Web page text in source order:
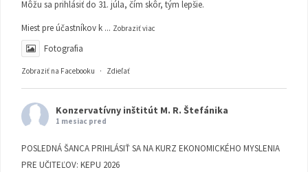
Môžu sa prihlásiť do 31. júla, čím skôr, tým lepšie.
Miest pre účastníkov k ... Zobraziť viac
Fotografia
Zobraziť na Facebooku · Zdieľať
Konzervatívny inštitút M. R. Štefánika
1 mesiac pred
POSLEDNÁ ŠANCA PRIHLÁSIŤ SA NA KURZ EKONOMICKÉHO MYSLENIA
PRE UČITEĽOV: KEPU 2026